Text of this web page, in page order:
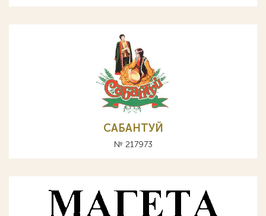
САБАНТУЙ
№ 217973